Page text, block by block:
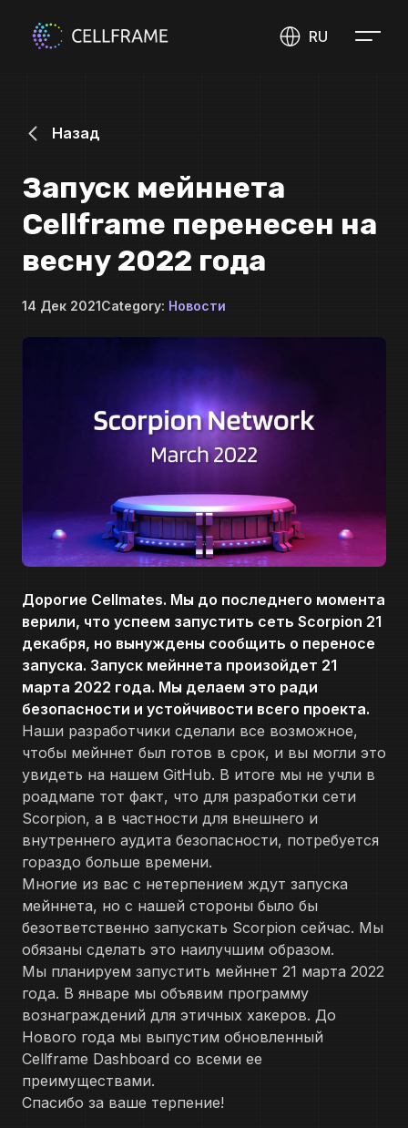
RU
Назад
Запуск мейннета
Cellframe перенесен на
весну 2022 года
14 Дек 2021Category: Новости
Дорогие Cellmates. Мы до последнего момента
верили, что успеем запустить сеть Scorpion 21
декабря, но вынуждены сообщить о переносе
запуска. Запуск мейннета произойдет 21
марта 2022 года. Мы делаем это ради
безопасности и устойчивости всего проекта.
Наши разработчики сделали все возможное,
чтобы мейннет был готов в срок, и вы могли это
увидеть на нашем GitHub. В итоге мы не учли в
роадмапе тот факт, что для разработки сети
Scorpion, а в частности для внешнего и
внутреннего аудита безопасности, потребуется
гораздо больше времени.
Многие из вас с нетерпением ждут запуска
мейннета, но с нашей стороны было бы
безответственно запускать Scorpion сейчас. Мы
обязаны сделать это наилучшим образом.
Мы планируем запустить мейннет 21 марта 2022
года. В январе мы объявим программу
вознаграждений для этичных хакеров. До
Нового года мы выпустим обновленный
Cellframe Dashboard со всеми ее
преимуществами.
Спасибо за ваше терпение!